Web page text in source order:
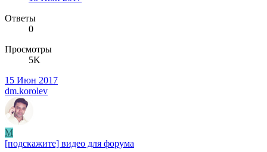
Ответы
0
Просмотры
5K
15 Июн 2017
dm.korolev
M
[подскажите] видео для форума